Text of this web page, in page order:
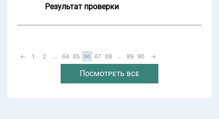
Результат проверки
← 1 2 ... 64 65 66 67 68 ... 89 90 →
Посмотреть все